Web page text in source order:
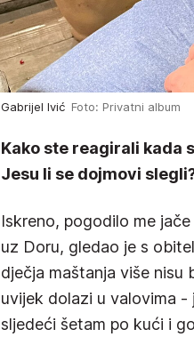
Gabrijel Ivić Foto: Privatni album
Kako ste reagirali kada
Jesu li se dojmovi
Iskreno, pogodilo me
uz Doru, gledao je s
dječja maštanja više nisu
uvijek dolazi u valovima -
sljedeći šetam po kući i